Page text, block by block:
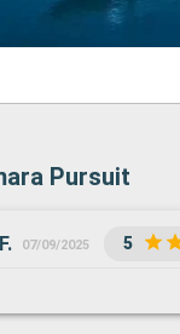
Pursuit
07/09/2025 5